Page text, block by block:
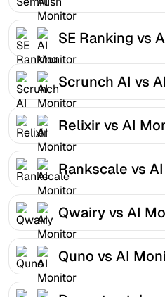
SE Ranking vs
Scrunch AI vs
Relixir vs AI
Rankscale vs
Qwairy vs AI
Quno vs AI